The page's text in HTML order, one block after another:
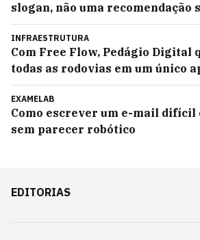
slogan, não uma recomendação
INFRAESTRUTURA
Com Free Flow, Pedágio Digital
todas as rodovias em um único
EXAMELAB
Como escrever um e-mail difícil
sem parecer robótico
EDITORIAS